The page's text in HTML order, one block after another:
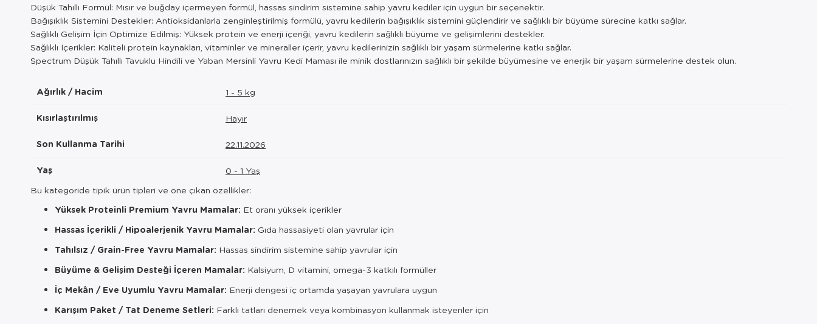
Düşük Tahıllı Formül: Mısır ve buğday içermeyen formül, hassas sindirim sistemine sahip yavru kediler için uygun bir seçenektir.
Bağışıklık Sistemini Destekler: Antioksidanlarla zenginleştirilmiş formülü, yavru kedilerin bağışıklık sistemini güçlendirir ve sağlıklı bir büyüme sürecine katkı sağlar.
Sağlıklı Gelişim İçin Optimize Edilmiş: Yüksek protein ve enerji içeriği, yavru kedilerin sağlıklı büyüme ve gelişimlerini destekler.
Sağlıklı İçerikler: Kaliteli protein kaynakları, vitaminler ve mineraller içerir, yavru kedilerinizin sağlıklı bir yaşam sürmelerine katkı sağlar.
Spectrum Düşük Tahıllı Tavuklu Hindili ve Yaban Mersinli Yavru Kedi Maması ile minik dostlarınızın sağlıklı bir şekilde büyümesine ve enerjik bir yaşam sürmelerine destek olun.
Ağırlık / Hacim 1 - 5 kg
Kısırlaştırılmış Hayır
Son Kullanma Tarihi 22.11.2026
Yaş
0 - 1 Yaş
Bu kategoride tipik ürün tipleri ve öne çıkan özellikler:
Yüksek Proteinli Premium Yavru Mamalar: Et oranı yüksek içerikler
Hassas İçerikli / Hipoalerjenik Yavru Mamalar: Gıda hassasiyeti olan yavrular için
Tahılsız / Grain-Free Yavru Mamalar: Hassas sindirim sistemine sahip yavrular için
Büyüme & Gelişim Desteği İçeren Mamalar: Kalsiyum, D vitamini, omega-3 katkılı formüller
İç Mekân / Eve Uyumlu Yavru Mamalar: Enerji dengesi iç ortamda yaşayan yavrulara uygun
Karışım Paket / Tat Deneme Setleri: Farklı tatları denemek veya kombinasyon kullanmak isteyenler için